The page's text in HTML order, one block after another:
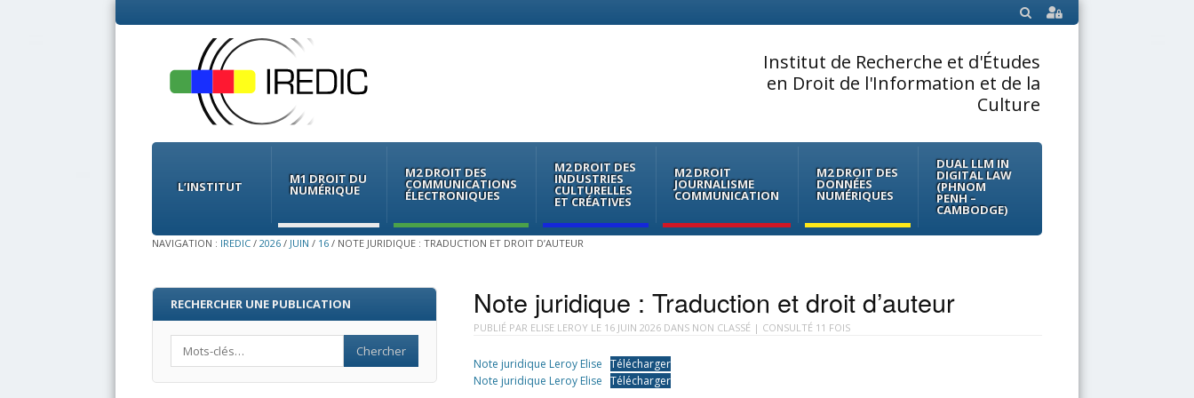
SEARCH
Institut de Recherche et d'Études
en Droit de l'Information et de la
Culture
Menu
Skip
contentL’INSTITUT M1 DROIT DU
NUMÉRIQUE
M2 DROIT DES
COMMUNICATIONS
ÉLECTRONIQUES
M2 DROIT DES
INDUSTRIES
CULTURELLES
ET CRÉATIVES
M2 DROIT
JOURNALISME
COMMUNICATION
M2 DROIT DES
DONNÉES
NUMÉRIQUES
DUAL LLM IN
DIGITAL LAW
(PHNOM
PENH –
CAMBODGE)
NAVIGATION : IREDIC / 2026 / JUIN / 16 / NOTE JURIDIQUE : TRADUCTION ET DROIT D’AUTEUR
Note juridique : Traduction et droit d’auteur
PUBLIÉ PAR ELISE LEROY LE 16 JUIN 2026DANS NON CLASSÉ | CONSULTÉ 11 FOIS
Note juridique Leroy Elise Télécharger
Note juridique Leroy Elise Télécharger
RECHERCHER UNE PUBLICATION